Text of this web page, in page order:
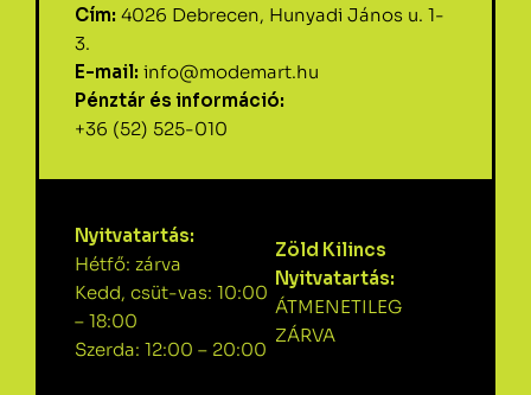
Cím: 4026 Debrecen, Hunyadi János u. 1-
3.
E-mail: info@modemart.hu
Pénztár és információ:
+36 (52) 525-010
Nyitvatartás:
Hétfő: zárva
Kedd, csüt-vas: 10:00
– 18:00
Szerda: 12:00 – 20:00
Zöld Kilincs
Nyitvatartás:
ÁTMENETILEG
ZÁRVA